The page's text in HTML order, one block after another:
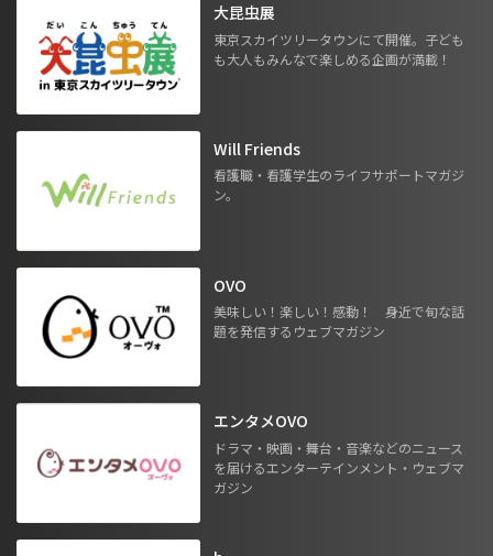
大昆虫展
東京スカイツリータウンにて開催。子ども
も大人もみんなで楽しめる企画が満載！
Will Friends
看護職・看護学生のライフサポートマガジ
ン。
OVO
美味しい！楽しい！感動！ 身近で旬な話
題を発信するウェブマガジン
エンタメOVO
ドラマ・映画・舞台・音楽などのニュース
を届けるエンターテインメント・ウェブマ
ガジン